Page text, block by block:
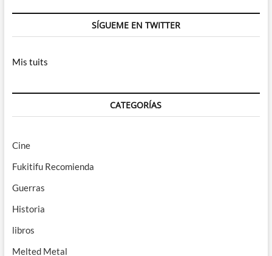
SÍGUEME EN TWITTER
Mis tuits
CATEGORÍAS
Cine
Fukitifu Recomienda
Guerras
Historia
libros
Melted Metal